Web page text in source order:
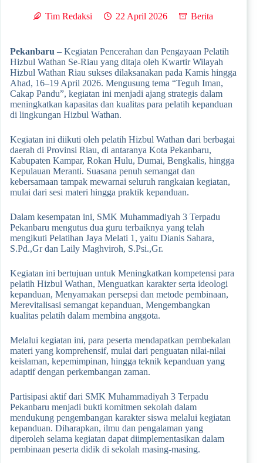
Tim Redaksi 22 April 2026 Berita
Pekanbaru – Kegiatan Pencerahan dan Pengayaan Pelatih
Hizbul Wathan Se-Riau yang ditaja oleh Kwartir Wilayah
Hizbul Wathan Riau sukses dilaksanakan pada Kamis hingga
Ahad, 16–19 April 2026. Mengusung tema “Teguh Iman,
Cakap Pandu”, kegiatan ini menjadi ajang strategis dalam
meningkatkan kapasitas dan kualitas para pelatih kepanduan
di lingkungan Hizbul Wathan.
Kegiatan ini diikuti oleh pelatih Hizbul Wathan dari berbagai
daerah di Provinsi Riau, di antaranya Kota Pekanbaru,
Kabupaten Kampar, Rokan Hulu, Dumai, Bengkalis, hingga
Kepulauan Meranti. Suasana penuh semangat dan
kebersamaan tampak mewarnai seluruh rangkaian kegiatan,
mulai dari sesi materi hingga praktik kepanduan.
Dalam kesempatan ini, SMK Muhammadiyah 3 Terpadu
Pekanbaru mengutus dua guru terbaiknya yang telah
mengikuti Pelatihan Jaya Melati 1, yaitu Dianis Sahara,
S.Pd.,Gr dan Laily Maghviroh, S.Psi.,Gr.
Kegiatan ini bertujuan untuk Meningkatkan kompetensi para
pelatih Hizbul Wathan, Menguatkan karakter serta ideologi
kepanduan, Menyamakan persepsi dan metode pembinaan,
Merevitalisasi semangat kepanduan, Mengembangkan
kualitas pelatih dalam membina anggota.
Melalui kegiatan ini, para peserta mendapatkan pembekalan
materi yang komprehensif, mulai dari penguatan nilai-nilai
keislaman, kepemimpinan, hingga teknik kepanduan yang
adaptif dengan perkembangan zaman.
Partisipasi aktif dari SMK Muhammadiyah 3 Terpadu
Pekanbaru menjadi bukti komitmen sekolah dalam
mendukung pengembangan karakter siswa melalui kegiatan
kepanduan. Diharapkan, ilmu dan pengalaman yang
diperoleh selama kegiatan dapat diimplementasikan dalam
pembinaan peserta didik di sekolah masing-masing.